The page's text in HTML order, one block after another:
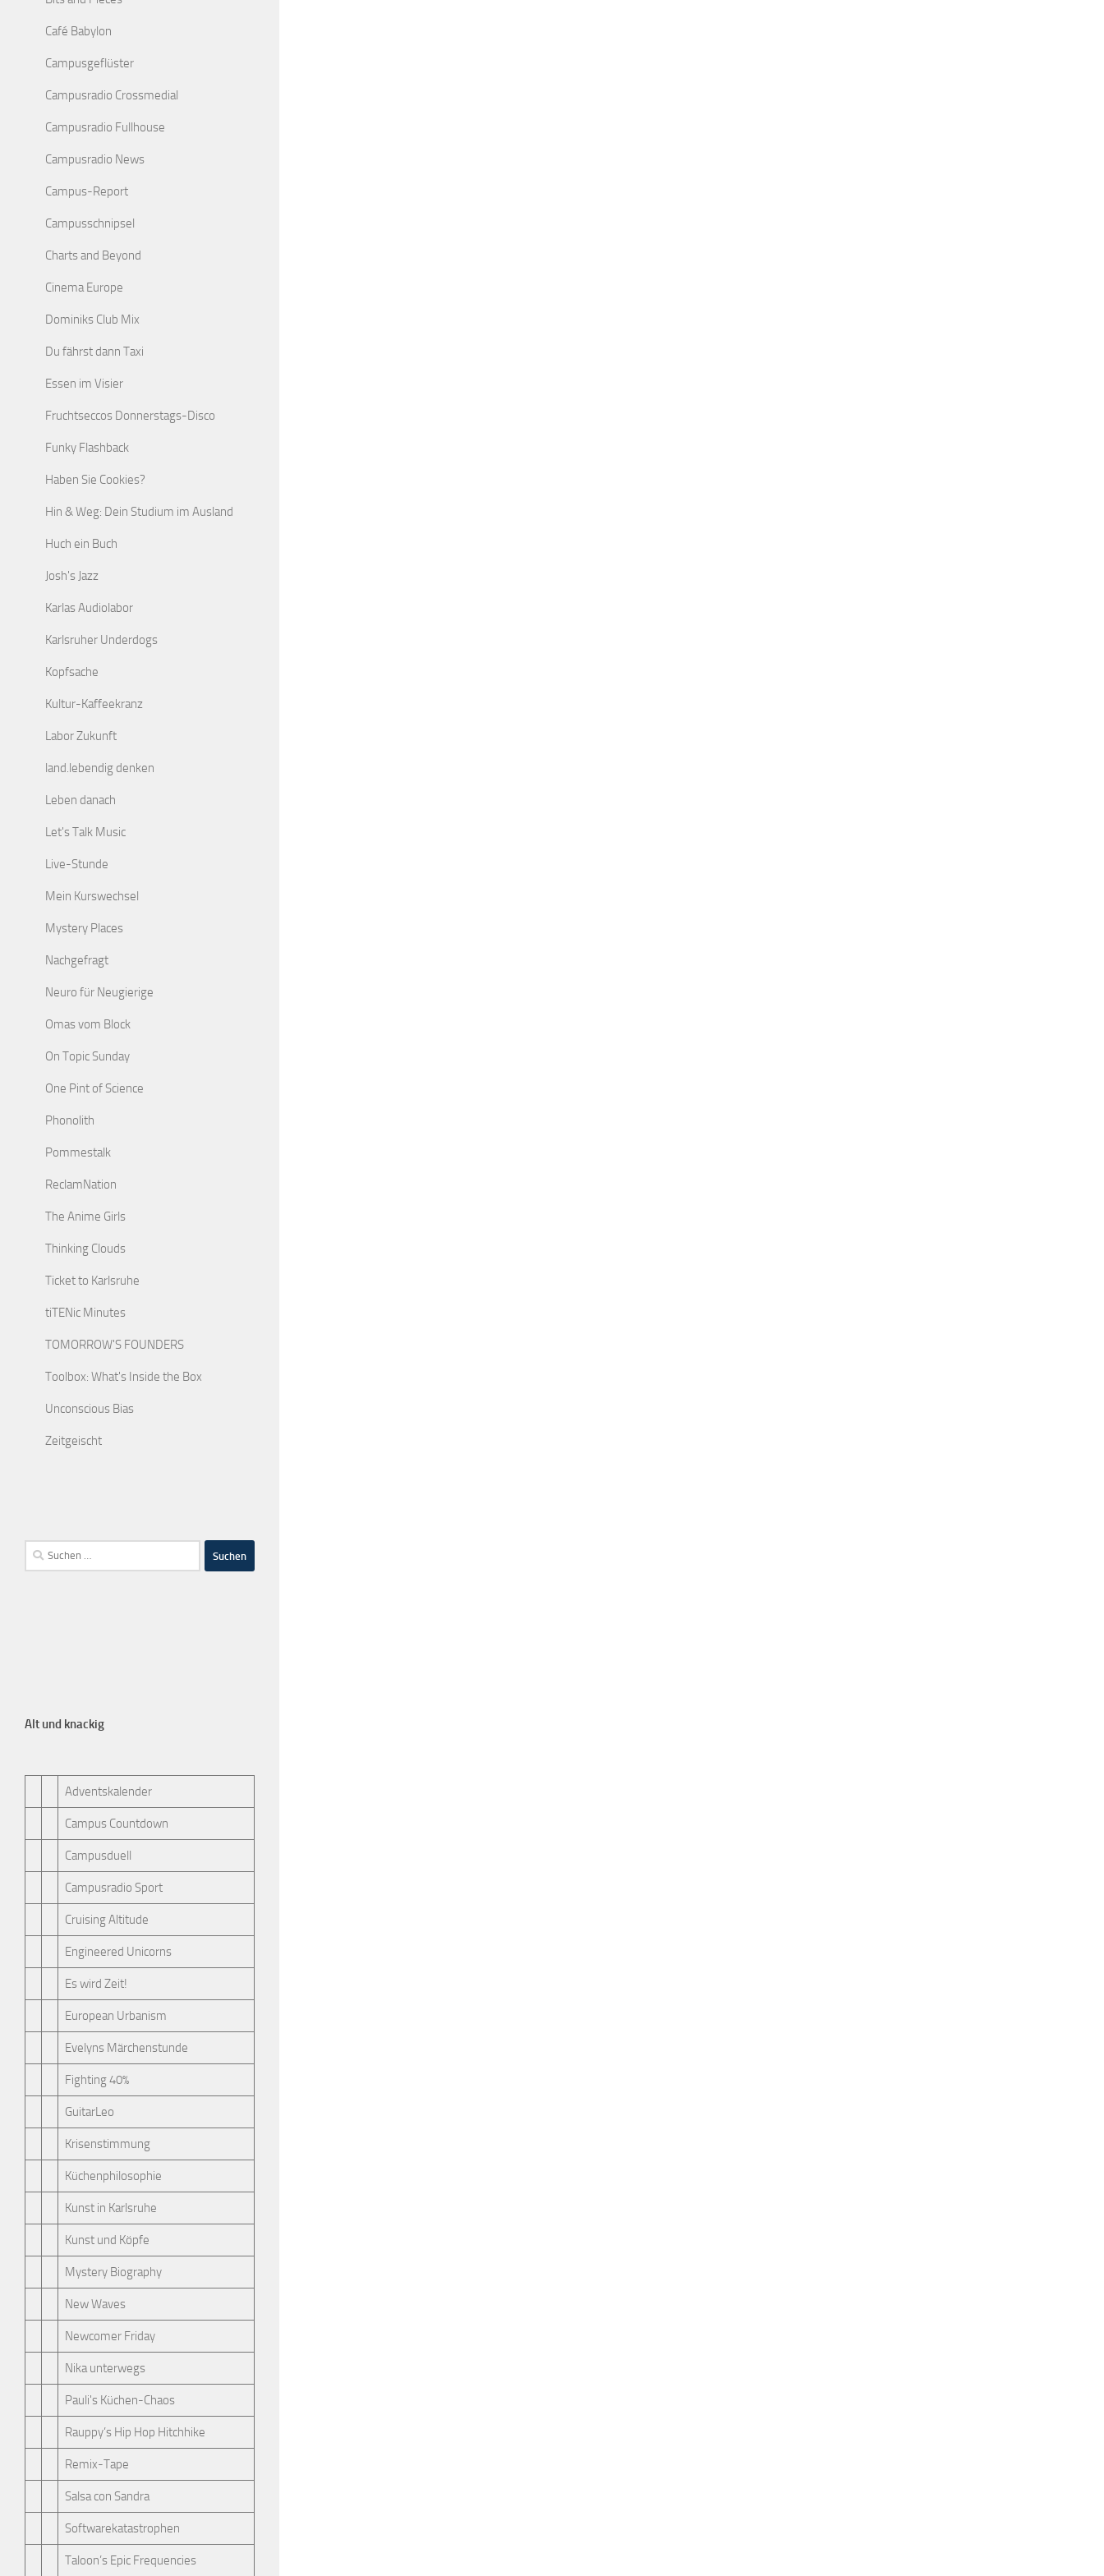
Café Babylon
Campusgeflüster
Campusradio Crossmedial
Campusradio Fullhouse
Campusradio News
Campus-Report
Campusschnipsel
Charts and Beyond
Cinema Europe
Dominiks Club Mix
Du fährst dann Taxi
Essen im Visier
Fruchtseccos Donnerstags-Disco
Funky Flashback
Haben Sie Cookies?
Hin & Weg: Dein Studium im Ausland
Huch ein Buch
Josh's Jazz
Karlas Audiolabor
Karlsruher Underdogs
Kopfsache
Kultur-Kaffeekranz
Labor Zukunft
land.lebendig denken
Leben danach
Let's Talk Music
Live-Stunde
Mein Kurswechsel
Mystery Places
Nachgefragt
Neuro für Neugierige
Omas vom Block
On Topic Sunday
One Pint of Science
Phonolith
Pommestalk
ReclamNation
The Anime Girls
Thinking Clouds
Ticket to Karlsruhe
tiTENic Minutes
TOMORROW'S FOUNDERS
Toolbox: What's Inside the Box
Unconscious Bias
Zeitgeischt
Alt und knackig
Adventskalender
Campus Countdown
Campusduell
Campusradio Sport
Cruising Altitude
Engineered Unicorns
Es wird Zeit!
European Urbanism
Evelyns Märchenstunde
Fighting 40%
GuitarLeo
Krisenstimmung
Küchenphilosophie
Kunst in Karlsruhe
Kunst und Köpfe
Mystery Biography
New Waves
Newcomer Friday
Nika unterwegs
Pauli's Küchen-Chaos
Rauppy’s Hip Hop Hitchhike
Remix-Tape
Salsa con Sandra
Softwarekatastrophen
Taloon’s Epic Frequencies